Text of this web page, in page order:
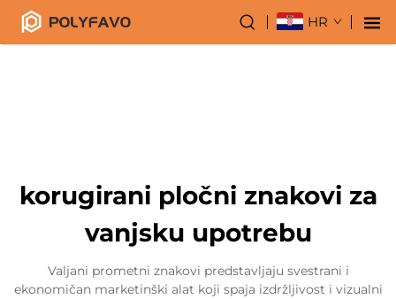
HR
korugirani pločni znakovi za
vanjsku upotrebu
Valjani prometni znakovi predstavljaju svestrani i
ekonomičan marketinški alat koji spaja izdržljivost i vizualni